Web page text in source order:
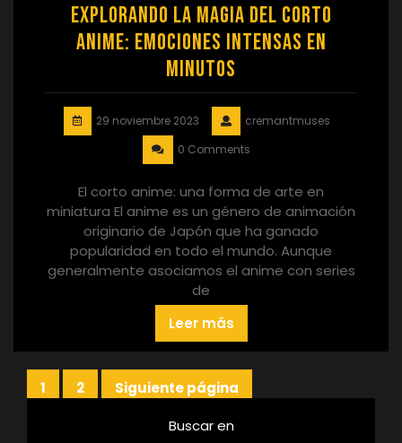
Explorando la magia del corto
anime: emociones intensas en
minutos
29 noviembre 2023
cremantmuses
0 Comments
El corto anime: una forma de arte en
miniatura El anime es un género de animación
originario de Japón que ha ganado
popularidad en todo el mundo. Aunque
generalmente asociamos el anime con series
de
Leer más
Paginación
Página
1 Página
2
Siguiente página
Buscar en